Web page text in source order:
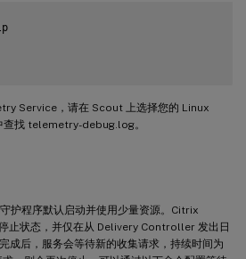
Service，请在 Scout 上选择您的 Linux
找 telemetry-debug.log。
守护程序默认启动并使用少量资源。Citrix
止状态，并仅在从 Delivery Controller 发出日
成后，服务会等待新的收集请求，持续时间为